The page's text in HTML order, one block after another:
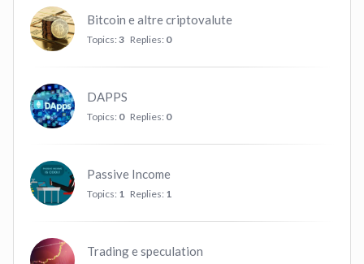
Bitcoin e altre criptovalute
Topics: 3 Replies: 0
DAPPS
Topics: 0 Replies: 0
Passive Income
Topics: 1 Replies: 1
Trading e speculation